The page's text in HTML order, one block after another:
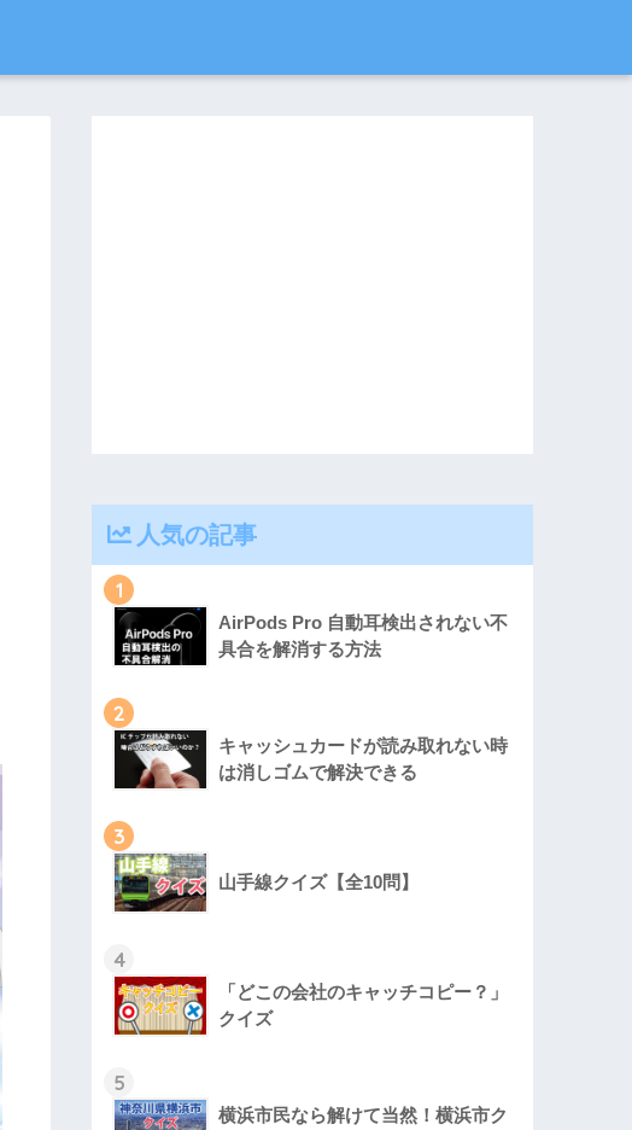
人気の記事
1
AirPods Pro 自動耳検出されない不
具合を解消する方法
2
キャッシュカードが読み取れない時
は消しゴムで解決できる
3
山手線クイズ【全10問】
4
「どこの会社のキャッチコピー？」
クイズ
5
横浜市民なら解けて当然！横浜市ク